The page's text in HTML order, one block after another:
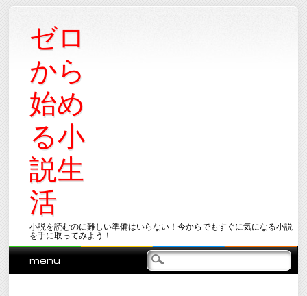
ゼロ
から
始め
る小
説生
活
小説を読むのに難しい準備はいらない！今からでもすぐに気になる小説
を手に取ってみよう！
Main menu
Skip
menu